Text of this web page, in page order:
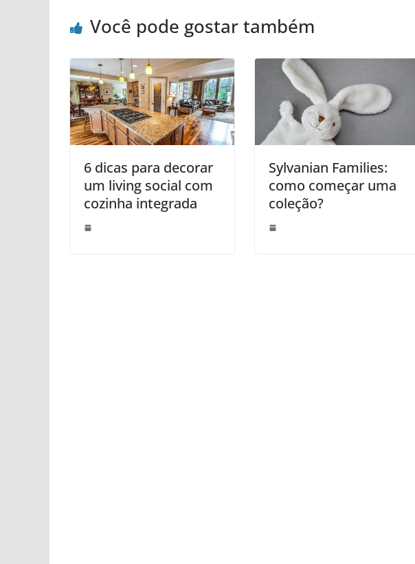
Você pode gostar também
6 dicas para decorar
um living social com
cozinha integrada
Sylvanian Families:
como começar uma
coleção?